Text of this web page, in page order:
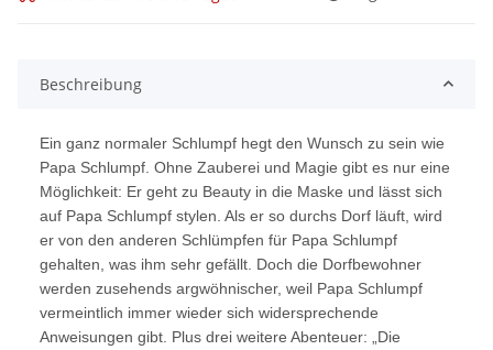
Beschreibung
Ein ganz normaler Schlumpf hegt den Wunsch zu sein wie
Papa Schlumpf. Ohne Zauberei und Magie gibt es nur eine
Möglichkeit: Er geht zu Beauty in die Maske und lässt sich
auf Papa Schlumpf stylen. Als er so durchs Dorf läuft, wird
er von den anderen Schlümpfen für Papa Schlumpf
gehalten, was ihm sehr gefällt. Doch die Dorfbewohner
werden zusehends argwöhnischer, weil Papa Schlumpf
vermeintlich immer wieder sich widersprechende
Anweisungen gibt. Plus drei weitere Abenteuer: „Die